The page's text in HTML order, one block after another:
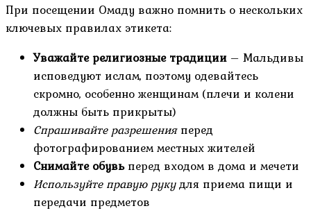
При посещении Омаду важно помнить о нескольких
ключевых правилах этикета:
Уважайте религиозные традиции – Мальдивы
исповедуют ислам, поэтому одевайтесь
скромно, особенно женщинам (плечи и колени
должны быть прикрыты)
Спрашивайте разрешенияперед
фотографированием местных жителей
Снимайте обувьперед входом в дома и мечети
Используйте правую рукудля приема пищи и
передачи предметов